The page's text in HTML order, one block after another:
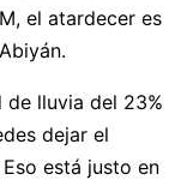
el atardecer es
de lluvia del 23%
dejar el
está justo en